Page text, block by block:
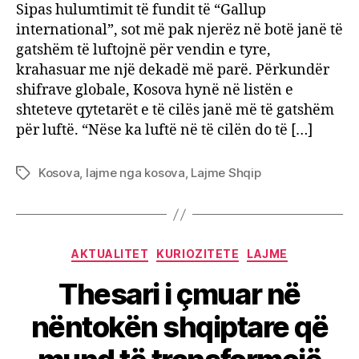
Sipas hulumtimit të fundit të “Gallup
international”, sot më pak njerëz në botë janë të
gatshëm të luftojnë për vendin e tyre,
krahasuar me një dekadë më parë. Përkundër
shifrave globale, Kosova hynë në listën e
shteteve qytetarët e të cilës janë më të gatshëm
për luftë. “Nëse ka luftë në të cilën do të […]
TagsKosova, lajme nga kosova, Lajme Shqip
Categories
AKTUALITET KURIOZITETE LAJME
Thesari i çmuar në
nëntokën shqiptare që